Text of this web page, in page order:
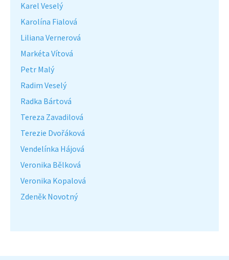
Karel Veselý
Karolína Fialová
Liliana Vernerová
Markéta Vítová
Petr Malý
Radim Veselý
Radka Bártová
Tereza Zavadilová
Terezie Dvořáková
Vendelínka Hájová
Veronika Bělková
Veronika Kopalová
Zdeněk Novotný